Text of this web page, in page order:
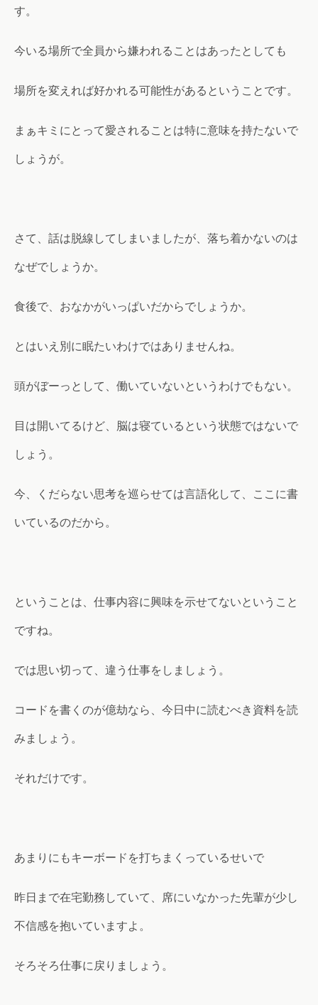
す。
今いる場所で全員から嫌われることはあったとしても
場所を変えれば好かれる可能性があるということです。
まぁキミにとって愛されることは特に意味を持たないで
しょうが。
さて、話は脱線してしまいましたが、落ち着かないのは
なぜでしょうか。
食後で、おなかがいっぱいだからでしょうか。
とはいえ別に眠たいわけではありませんね。
頭がぼーっとして、働いていないというわけでもない。
目は開いてるけど、脳は寝ているという状態ではないで
しょう。
今、くだらない思考を巡らせては言語化して、ここに書
いているのだから。
ということは、仕事内容に興味を示せてないということ
ですね。
では思い切って、違う仕事をしましょう。
コードを書くのが億劫なら、今日中に読むべき資料を読
みましょう。
それだけです。
あまりにもキーボードを打ちまくっているせいで
昨日まで在宅勤務していて、席にいなかった先輩が少し
不信感を抱いていますよ。
そろそろ仕事に戻りましょう。